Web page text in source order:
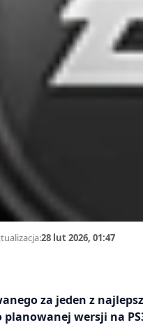
28 lut 2026, 01:47
za jeden z
planowanej wersji na